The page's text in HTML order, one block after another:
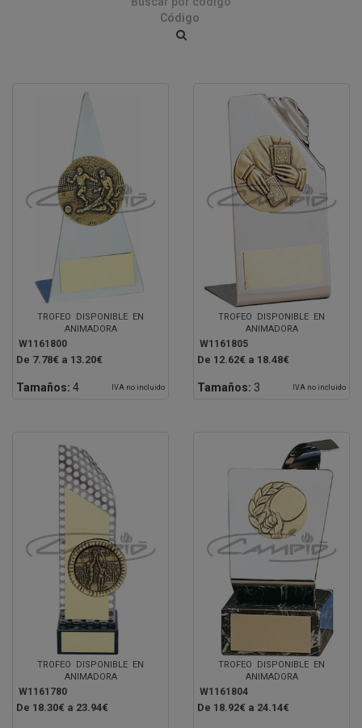
TROFEO DISPONIBLE EN
ANIMADORA
W1161800
De 7.78€ a 13.20€
Tamaños: 4 IVA no incluido
TROFEO DISPONIBLE EN
ANIMADORA
W1161805
De 12.62€ a 18.48€
Tamaños: 3 IVA no incluido
TROFEO DISPONIBLE EN
ANIMADORA
W1161780
De 18.30€ a 23.94€
TROFEO DISPONIBLE EN
ANIMADORA
W1161804
De 18.92€ a 24.14€